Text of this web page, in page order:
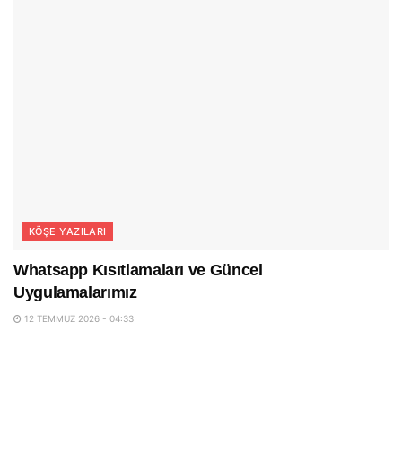
KÖŞE YAZILARI
Whatsapp Kısıtlamaları ve Güncel
Uygulamalarımız
12 TEMMUZ 2026 - 04:33